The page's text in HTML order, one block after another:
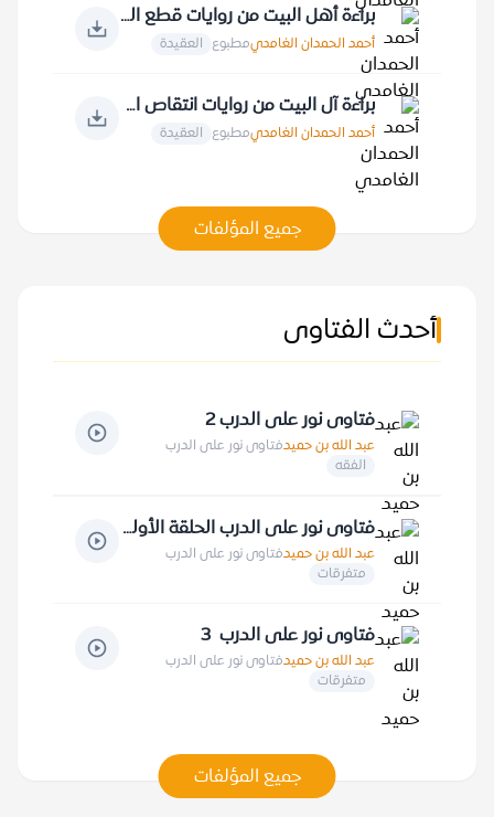
براءة أهل البيت من روايات قطع الصلة بالقرآن الكريم
أحمد الحمدان الغامديمطبوع العقيدة
براءة آل البيت من روايات انتقاص الأنبياء والملائكة... ونتقاص أمير المؤمنين علي
أحمد الحمدان الغامديمطبوع العقيدة
جميع المؤلفات
أحدث الفتاوى
فتاوى نور على الدرب 2
عبد الله بن حميدفتاوى نور على الدرب
الفقه
فتاوى نور على الدرب الحلقة الأولى
عبد الله بن حميدفتاوى نور على الدرب
متفرقات
فتاوى نور على الدرب 3
عبد الله بن حميدفتاوى نور على الدرب
متفرقات
جميع المؤلفات